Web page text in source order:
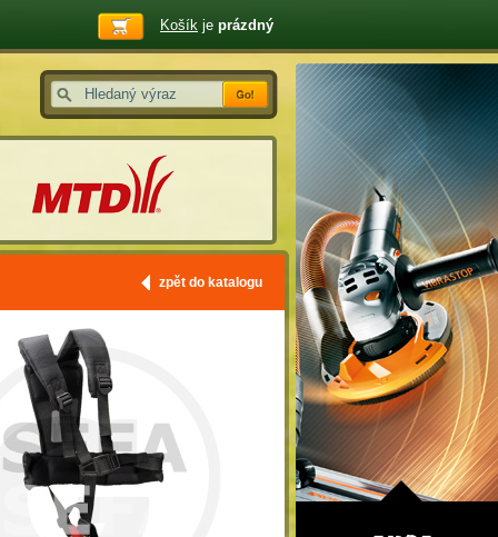
Košík je prázdný
zpět do katalogu